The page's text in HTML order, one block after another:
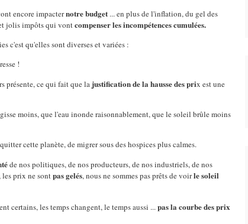
encore impacternotre budget ... en plus de l'inflation, du gel des
jolis impôts qui vontcompenser les incompétences cumulées.
qu'elles sont diverses et variées :
!
ce qui fait que la justification de la hausse des prix est une
moins, que l'eau inonde raisonnablement, que le soleil brûle moins
cette planète, de migrer sous des hospices plus calmes.
de nos politiques, de nos producteurs, de nos industriels, de nos
les prix ne sontpas gelés, nous ne sommes pas prêts de voirle soleil
les temps changent, le temps aussi ...pas la courbe des prix